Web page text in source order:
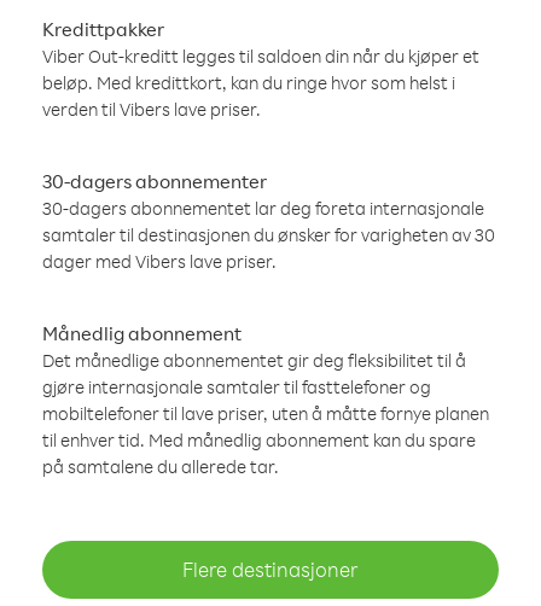
Kredittpakker
Viber Out-kreditt legges til saldoen din når du kjøper et
beløp. Med kredittkort, kan du ringe hvor som helst i
verden til Vibers lave priser.
30-dagers abonnementer
30-dagers abonnementet lar deg foreta internasjonale
samtaler til destinasjonen du ønsker for varigheten av 30
dager med Vibers lave priser.
Månedlig abonnement
Det månedlige abonnementet gir deg fleksibilitet til å
gjøre internasjonale samtaler til fasttelefoner og
mobiltelefoner til lave priser, uten å måtte fornye planen
til enhver tid. Med månedlig abonnement kan du spare
på samtalene du allerede tar.
Flere destinasjoner